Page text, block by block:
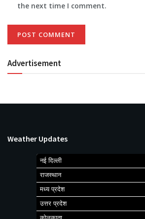
the next time I comment.
Advertisement
Weather Updates
नई दिल्ली
राजस्थान
मध्य प्रदेश
उत्तर प्रदेश